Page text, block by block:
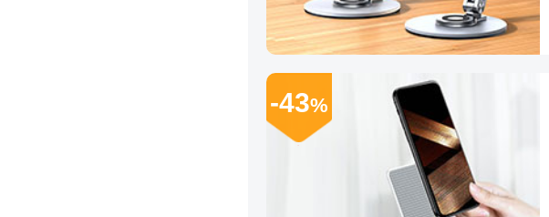
-43%